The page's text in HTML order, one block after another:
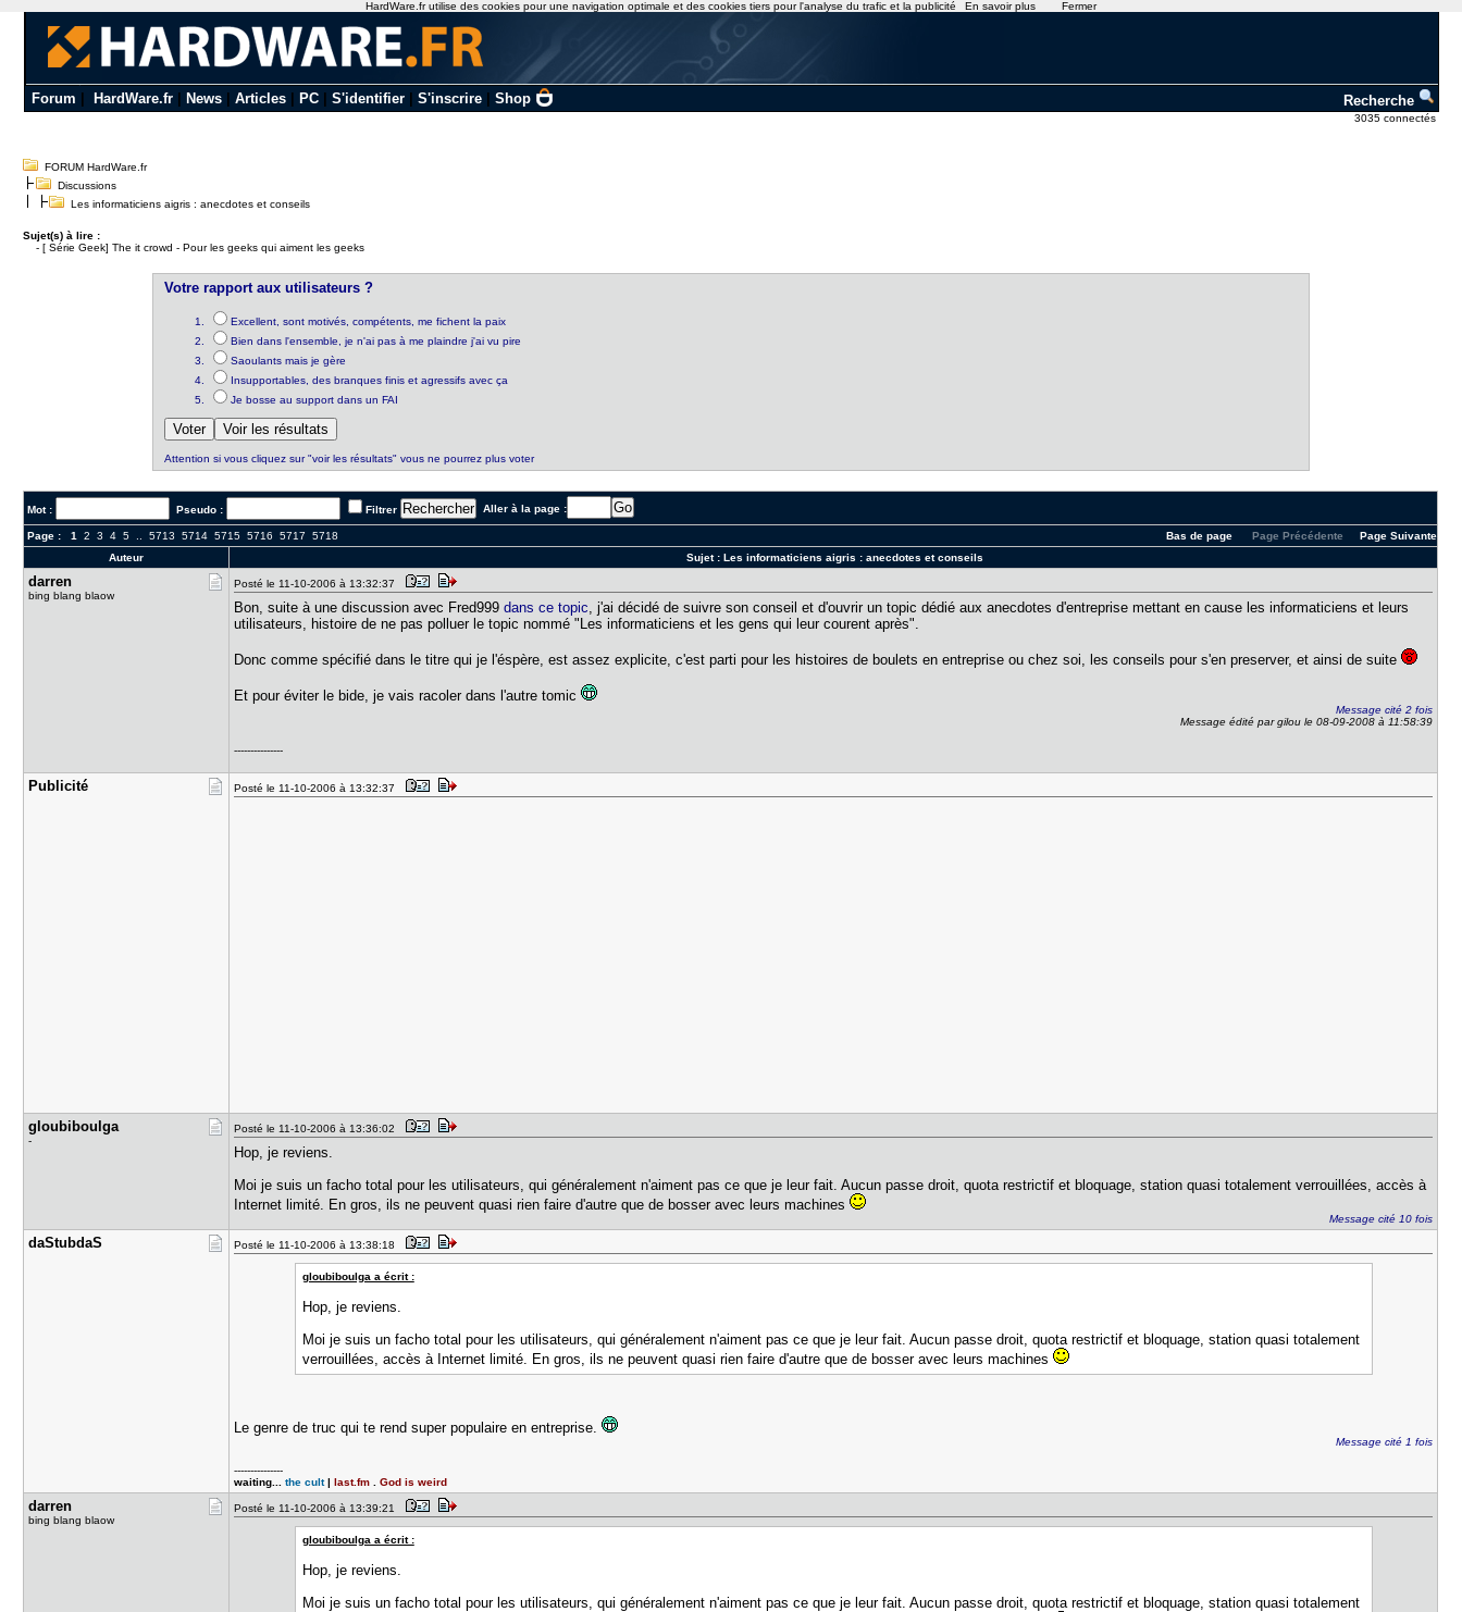
Forum HardWare.fr| News| Articles| PC| S'identifier| S'inscrire| Shop Recherche
3035 connectés
FORUM HardWare.fr
Discussions
Les informaticiens aigris : anecdotes et conseils
Sujet(s) à lire :
-[ Série Geek] The it crowd - Pour les geeks qui aiment les geeks
Votre rapport aux utilisateurs ?
Excellent, sont motivés, compétents, me fichent la paix
Bien dans l'ensemble, je n'ai pas à me plaindre j'ai vu pire
Saoulants mais je gère
Insupportables, des branques finis et agressifs avec ça
Je bosse au support dans un FAI
Attention si vous cliquez sur "voir les résultats" vous ne pourrez plus voter
Mot : Pseudo : Filtrer Aller à la page :
Page : 1 2 3 4 5 ..5713 5714 5715 5716 5717 5718 Page Suivante
Page Précédente
Bas de page
Auteur
Sujet :Les informaticiens aigris : anecdotes et conseils
darren
bing blang blaow
Posté le 11-10-2006 à 13:32:37
Bon, suite à une discussion avec Fred999dans ce topic, j'ai décidé de suivre son conseil et d'ouvrir un topic dédié aux anecdotes d'entreprise mettant en cause les informaticiens et leurs
utilisateurs, histoire de ne pas polluer le topic nommé "Les informaticiens et les gens qui leur courent après".
Donc comme spécifié dans le titre qui je l'éspère, est assez explicite, c'est parti pour les histoires de boulets en entreprise ou chez soi, les conseils pour s'en preserver, et ainsi de suite
Et pour éviter le bide, je vais racoler dans l'autre tomic
Message cité 2 fois
Message édité par gilou le 08-09-2008 à 11:58:39
---------------
Publicité Posté le 11-10-2006 à 13:32:37
gloubiboul​ga
-
Posté le 11-10-2006 à 13:36:02
Hop, je reviens.
Moi je suis un facho total pour les utilisateurs, qui généralement n'aiment pas ce que je leur fait. Aucun passe droit, quota restrictif et bloquage, station quasi totalement verrouillées, accès à
Internet limité. En gros, ils ne peuvent quasi rien faire d'autre que de bosser avec leurs machines
Message cité 10 fois
daStubdaS Posté le 11-10-2006 à 13:38:18
gloubiboulga a écrit :
Hop, je reviens.
Moi je suis un facho total pour les utilisateurs, qui généralement n'aiment pas ce que je leur fait. Aucun passe droit, quota restrictif et bloquage, station quasi totalement
verrouillées, accès à Internet limité. En gros, ils ne peuvent quasi rien faire d'autre que de bosser avec leurs machines
Le genre de truc qui te rend super populaire en entreprise.
Message cité 1 fois
---------------
waiting...the cult|last.fm .God is weird
darren
bing blang blaow
Posté le 11-10-2006 à 13:39:21
gloubiboulga a écrit :
Hop, je reviens.
Moi je suis un facho total pour les utilisateurs, qui généralement n'aiment pas ce que je leur fait. Aucun passe droit, quota restrictif et bloquage, station quasi totalement
HardWare.fr utilise des cookies pour une navigation optimale et des cookies tiers pour l'analyse du trafic et la publicité En savoir plus Fermer